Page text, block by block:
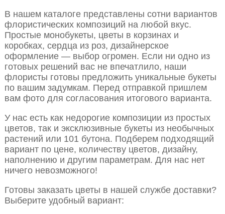
В нашем каталоге представлены сотни вариантов
флористических композиций на любой вкус.
Простые монобукеты, цветы в корзинах и
коробках, сердца из роз, дизайнерское
оформление — выбор огромен. Если ни одно из
готовых решений вас не впечатлило, наши
флористы готовы предложить уникальные букеты
по вашим задумкам. Перед отправкой пришлем
вам фото для согласования итогового варианта.
У нас есть как недорогие композиции из простых
цветов, так и эксклюзивные букеты из необычных
растений или 101 бутона. Подберем подходящий
вариант по цене, количеству цветов, дизайну,
наполнению и другим параметрам. Для нас нет
ничего невозможного!
Готовы заказать цветы в нашей службе доставки?
Выберите удобный вариант: